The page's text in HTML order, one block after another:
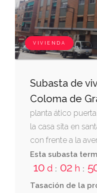
VIVIENDA
Subasta de
Coloma de
planta ático
la casa sita en
con frente a la
américa, en la
está señalada
Esta subasta
10 d : 02 h :
Tasación de la